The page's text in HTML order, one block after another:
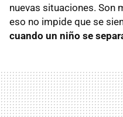
nuevas situaciones. Son
eso no impide que se
cuando un niño se